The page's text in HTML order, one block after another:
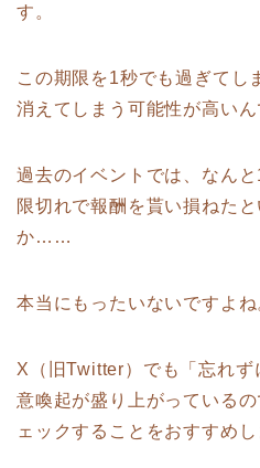
す。
この期限を1秒でも過ぎてし
消えてしまう可能性が高いん
過去のイベントでは、なん
限切れで報酬を貰い損ねた
か……
本当にもったいないですよね
X（旧Twitter）でも「忘れ
意喚起が盛り上がっている
ェックすることをおすすめし